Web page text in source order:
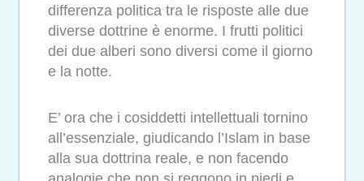
differenza politica tra le risposte alle due
diverse dottrine è enorme. I frutti politici
dei due alberi sono diversi come il giorno
e la notte.
E’ ora che i cosiddetti intellettuali tornino
all’essenziale, giudicando l’Islam in base
alla sua dottrina reale, e non facendo